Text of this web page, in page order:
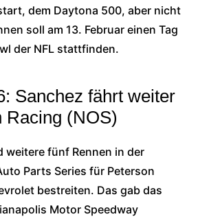
dem Daytona 500, aber nicht
soll am 13. Februar einen Tag
der NFL stattfinden.
Sanchez fährt weiter
Racing (NOS)
weitere fünf Rennen in der
Parts Series für Peterson
bestreiten. Das gab das
Motor Speedway